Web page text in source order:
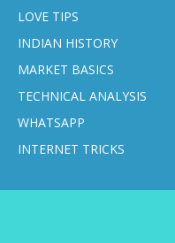
LOVE TIPS
INDIAN HISTORY
MARKET BASICS
TECHNICAL ANALYSIS
WHATSAPP
INTERNET TRICKS